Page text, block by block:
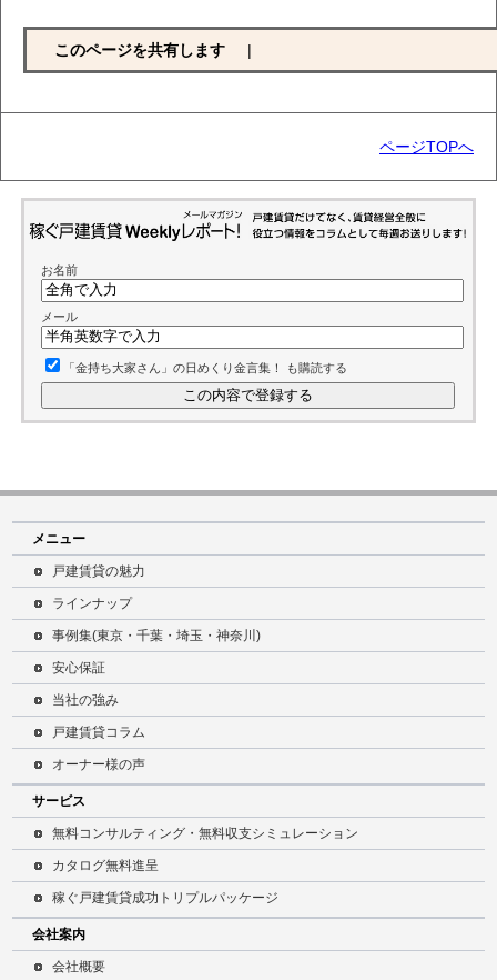
このページを共有します |
ページTOPへ
お名前
メール
「金持ち大家さん」の日めくり金言集！ も購読する
メニュー
戸建賃貸の魅力
ラインナップ
事例集(東京・千葉・埼玉・神奈川)
安心保証
当社の強み
戸建賃貸コラム
オーナー様の声
サービス
無料コンサルティング・無料収支シミュレーション
カタログ無料進呈
稼ぐ戸建賃貸成功トリプルパッケージ
会社案内
会社概要